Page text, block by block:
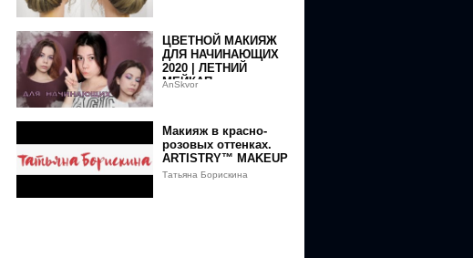
ЦВЕТНОЙ МАКИЯЖ
ДЛЯ НАЧИНАЮЩИХ
2020 | ЛЕТНИЙ
МЕЙКАП
AnSkvor
Макияж в красно-
розовых оттенках.
ARTISTRY™ MAKEUP
Татьяна Борискина